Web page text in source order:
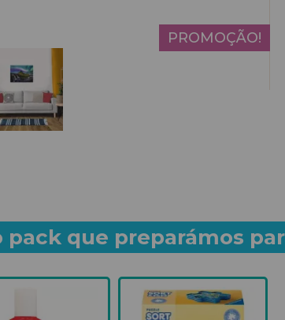
PROMOÇÃO!
pack que preparámos